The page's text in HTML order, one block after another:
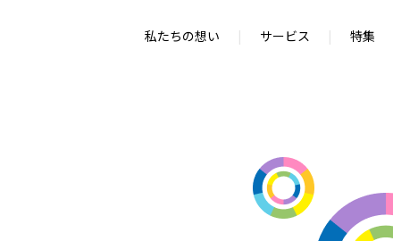
私たちの想い | サービス | 特集